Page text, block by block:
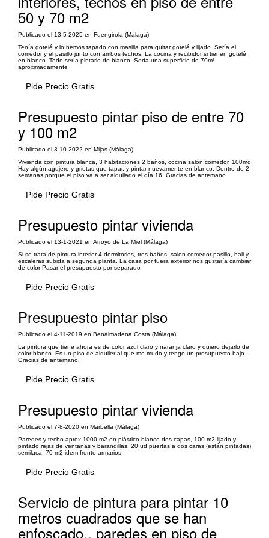
50 y 70 m2
Publicado el 13-5-2025 en Fuengirola (Málaga)
Tenía gotelé y lo hemos tapado con masilla para quitar gotelé y lijado. Sería el
comedor y el pasillo junto con ambos techos. La cocina y recibidor si tienen gotelé
en blanco. Todo sería pintarlo de blanco. Sería una superficie de 70m²
aproximadamente
Pide Precio Gratis
Presupuesto pintar piso de entre 70
y 100 m2
Publicado el 3-10-2022 en Mijas (Málaga)
Vivienda con pintura blanca, 3 habitaciones 2 baños, cocina salón comedor. 100mq
Hay algún agujero y grietas que tapar, y pintar nuevamente en blanco. Dentro de 2
semanas porque el piso va a ser alquilado el día 16. Gracias de antemano
Pide Precio Gratis
Presupuesto pintar vivienda
Publicado el 13-1-2021 en Arroyo de La Miel (Málaga)
Si se trata de pintura interior 4 dormitorios, tres baños, salon comedor pasillo, hall y
escaleras subida a segunda planta. La casa por fuera exterior nos gustaría cambiar
de color Pasar el presupuesto por separado
Pide Precio Gratis
Presupuesto pintar piso
Publicado el 4-11-2019 en Benalmadena Costa (Málaga)
La pintura que tiene ahora es de color azul claro y naranja claro y quiero dejarlo de
color blanco. Es un piso de alquiler al que me mudo y tengo un presupuesto bajo.
Gracias de antemano.
Pide Precio Gratis
Presupuesto pintar vivienda
Publicado el 7-8-2020 en Marbella (Málaga)
Paredes y techo aprox 1000 m2 en plástico blanco dos capas, 100 m2 lijado y
pintado rejas de ventanas y barandillas, 20 ud puertas a dos caras (están pintadas)
semilaca, 70 m2 idem frente armarios
Pide Precio Gratis
Servicio de pintura para pintar 10
metros cuadrados que se han
enfoscado., paredes en piso de